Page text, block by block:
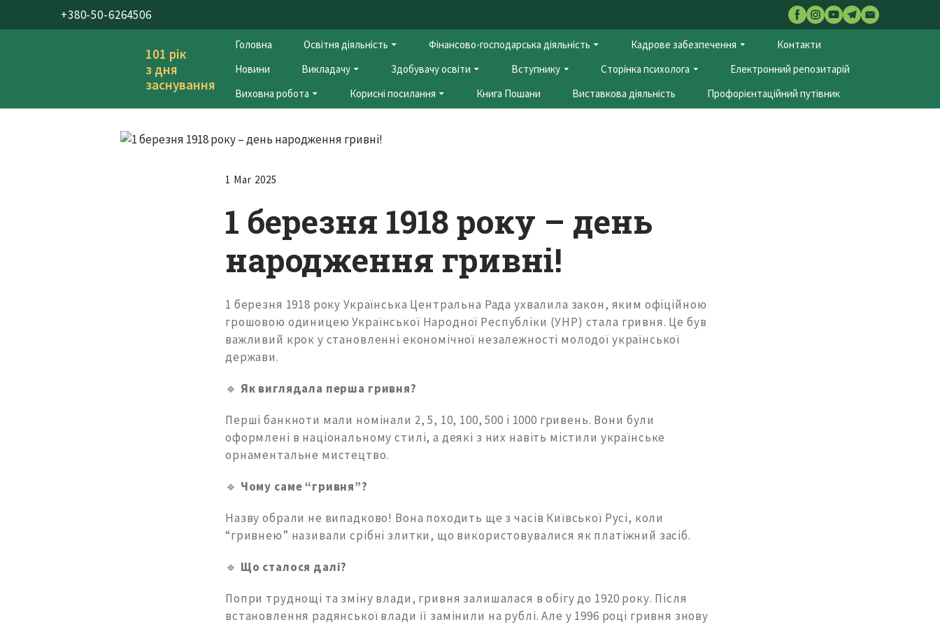
+380-50-6264506
101 рік
з дня
заснування
Головна Освітня діяльність Фінансово-господарська діяльність Кадрове забезпечення
Контакти
Новини
Викладачу Здобувачу освіти Вступнику Сторінка психолога
Електронний репозитарій
Виховна робота
Корисні посилання Книга Пошани Виставкова діяльність Профорієнтаційний путівник
1 Mar 2025
1 березня 1918 року – день
народження гривні!
1 березня 1918 року Українська Центральна Рада ухвалила закон, яким офіційною
грошовою одиницею Української Народної Республіки (УНР) стала гривня. Це був
важливий крок у становленні економічної незалежності молодої української
держави.
🔹 Як виглядала перша гривня?
Перші банкноти мали номінали 2, 5, 10, 100, 500 і 1000 гривень. Вони були
оформлені в національному стилі, а деякі з них навіть містили українське
орнаментальне мистецтво.
🔹 Чому саме “гривня”?
Назву обрали не випадково! Вона походить ще з часів Київської Русі, коли
“гривнею” називали срібні злитки, що використовувалися як платіжний засіб.
🔹 Що сталося далі?
Попри труднощі та зміну влади, гривня залишалася в обігу до 1920 року. Після
встановлення радянської влади її замінили на рублі. Але у 1996 році гривня знову